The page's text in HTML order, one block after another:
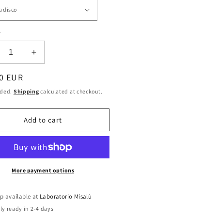
Increase
quantity
Sottopiatto
Profumo
d&#39;inverno
|
Simple
Pattern
EUR
Shipping calculated at checkout.
Add to cart
More payment options
available at Laboratorio Misalù
ready in 2-4 days